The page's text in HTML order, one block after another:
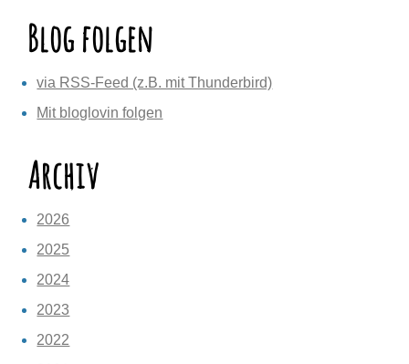
Blog folgen
via RSS-Feed (z.B. mit Thunderbird)
Mit bloglovin folgen
Archiv
2026
2025
2024
2023
2022